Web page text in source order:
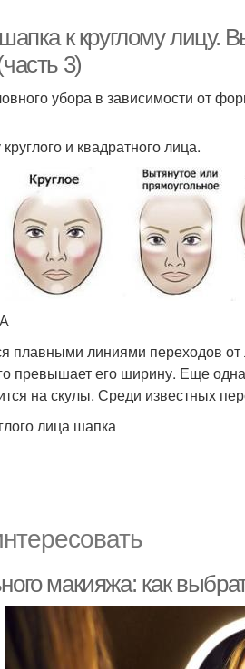
к круглому лицу.
3)
убора в зависимости от
и квадратного лица.
плавными линиями переходов
превышает его ширину. Еще
на скулы. Среди известных
лица шапка
макияжа: как